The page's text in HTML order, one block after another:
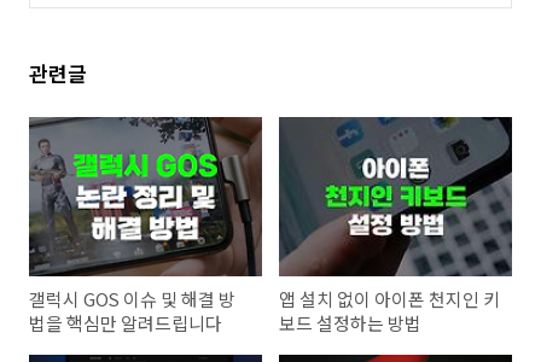
관련글
갤럭시 GOS 이슈 및 해결 방
법을 핵심만 알려드립니다
앱 설치 없이 아이폰 천지인 키
보드 설정하는 방법